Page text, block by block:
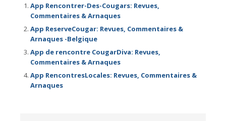
App Rencontrer-Des-Cougars: Revues,
Commentaires & Arnaques
App ReserveCougar: Revues, Commentaires &
Arnaques -Belgique
App de rencontre CougarDiva: Revues,
Commentaires & Arnaques
App RencontresLocales: Revues, Commentaires &
Arnaques